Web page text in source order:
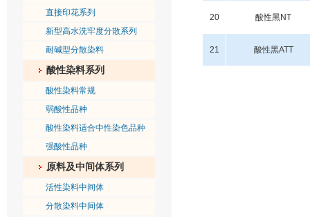
直接印花系列
新型高水洗牢度分散系列
耐碱型分散染料
酸性染料系列
酸性染料常规
弱酸性品种
酸性染料适合中性染色品种
强酸性品种
原料及中间体系列
活性染料中间体
分散染料中间体
20 酸性黑NT
21 酸性黑ATT